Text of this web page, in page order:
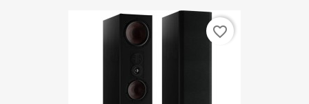
favorite_border